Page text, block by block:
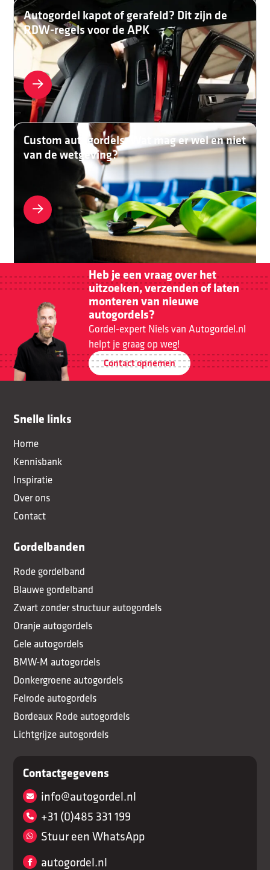
Autogordel kapot of gerafeld? Dit zijn de
RDW-regels voor de APK
Custom autogordels: Wat mag er wel en niet
van de wetgeving?
Heb je een vraag over het
uitzoeken, verzenden of laten
monteren van nieuwe
autogordels?
Gordel-expert Niels van Autogordel.nl
helpt je graag op weg!
Contact opnemen
Snelle links
Home
Kennisbank
Inspiratie
Over ons
Contact
Gordelbanden
Rode gordelband
Blauwe gordelband
Zwart zonder structuur autogordels
Oranje autogordels
Gele autogordels
BMW-M autogordels
Donkergroene autogordels
Felrode autogordels
Bordeaux Rode autogordels
Lichtgrijze autogordels
Contactgegevens
info@autogordel.nl
+31 (0)485 331 199
Stuur een WhatsApp
autogordel.nl